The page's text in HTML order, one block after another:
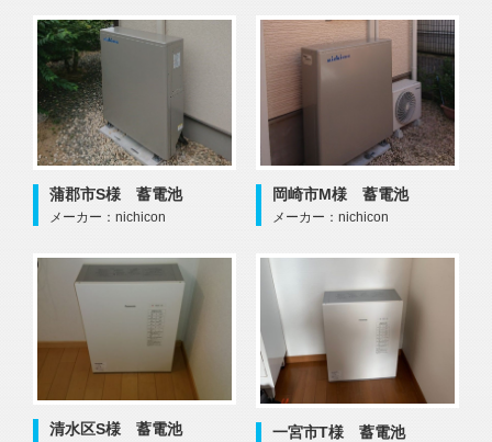
蒲郡市S様 蓄電池
メーカー：nichicon
岡崎市M様 蓄電池
メーカー：nichicon
清水区S様 蓄電池 一宮市T様 蓄電池